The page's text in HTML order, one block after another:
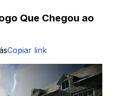
Que Chegou ao
Copiar link